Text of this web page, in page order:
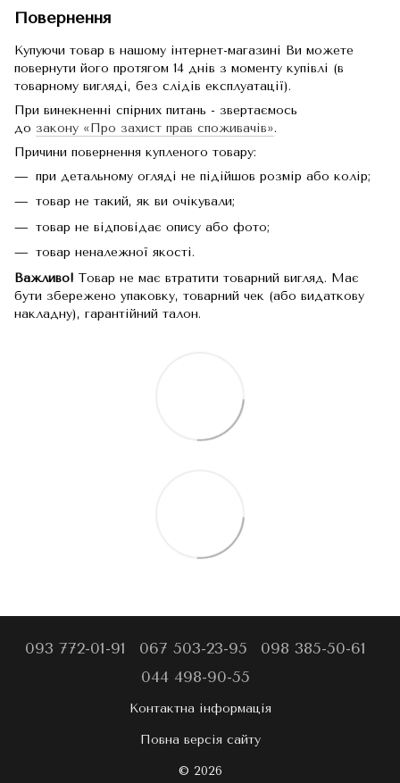
Повернення
Купуючи товар в нашому інтернет-магазині Ви можете
повернути його протягом 14 днів з моменту купівлі (в
товарному вигляді, без слідів експлуатації).
При винекненні спірних питань - звертаємось
до закону «Про захист прав споживачів».
Причини повернення купленого товару:
при детальному огляді не підійшов розмір або колір;
товар не такий, як ви очікували;
товар не відповідає опису або фото;
товар неналежної якості.
Важливо! Товар не має втратити товарний вигляд. Має
бути збережено упаковку, товарний чек (або видаткову
накладну), гарантійний талон.
093 772-01-91 067 503-23-95
098 385-50-61
044 498-90-55
Контактна інформація
Повна версія сайту
© 2026